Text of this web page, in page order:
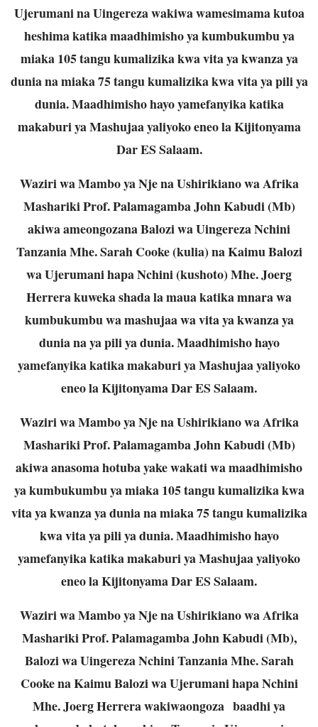
Ujerumani na Uingereza wakiwa wamesimama kutoa
heshima katika maadhimisho ya kumbukumbu ya
miaka 105 tangu kumalizika kwa vita ya kwanza ya
dunia na miaka 75 tangu kumalizika kwa vita ya pili ya
dunia. Maadhimisho hayo yamefanyika katika
makaburi ya Mashujaa yaliyoko eneo la Kijitonyama
Dar ES Salaam.
Waziri wa Mambo ya Nje na Ushirikiano wa Afrika
Mashariki Prof. Palamagamba John Kabudi (Mb)
akiwa ameongozana Balozi wa Uingereza Nchini
Tanzania Mhe. Sarah Cooke (kulia) na Kaimu Balozi
wa Ujerumani hapa Nchini (kushoto) Mhe. Joerg
Herrera kuweka shada la maua katika mnara wa
kumbukumbu wa mashujaa wa vita ya kwanza ya
dunia na ya pili ya dunia. Maadhimisho hayo
yamefanyika katika makaburi ya Mashujaa yaliyoko
eneo la Kijitonyama Dar ES Salaam.
Waziri wa Mambo ya Nje na Ushirikiano wa Afrika
Mashariki Prof. Palamagamba John Kabudi (Mb)
akiwa anasoma hotuba yake wakati wa maadhimisho
ya kumbukumbu ya miaka 105 tangu kumalizika kwa
vita ya kwanza ya dunia na miaka 75 tangu kumalizika
kwa vita ya pili ya dunia. Maadhimisho hayo
yamefanyika katika makaburi ya Mashujaa yaliyoko
eneo la Kijitonyama Dar ES Salaam.
Waziri wa Mambo ya Nje na Ushirikiano wa Afrika
Mashariki Prof. Palamagamba John Kabudi (Mb),
Balozi wa Uingereza Nchini Tanzania Mhe. Sarah
Cooke na Kaimu Balozi wa Ujerumani hapa Nchini
Mhe. Joerg Herrera wakiwaongoza baadhi ya